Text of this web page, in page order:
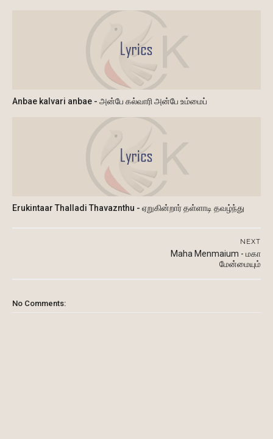
Anbae kalvari anbae - அன்பே கல்வாரி அன்பே உம்மைப்
Erukintaar Thalladi Thavaznthu - ஏறுகின்றார் தள்ளாடி தவழ்ந்து
NEXT
Maha Menmaium - மகா
மேன்மையும்
No Comments: